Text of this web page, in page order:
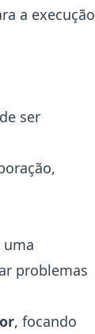
a execução
ser
uma
problemas
, focando